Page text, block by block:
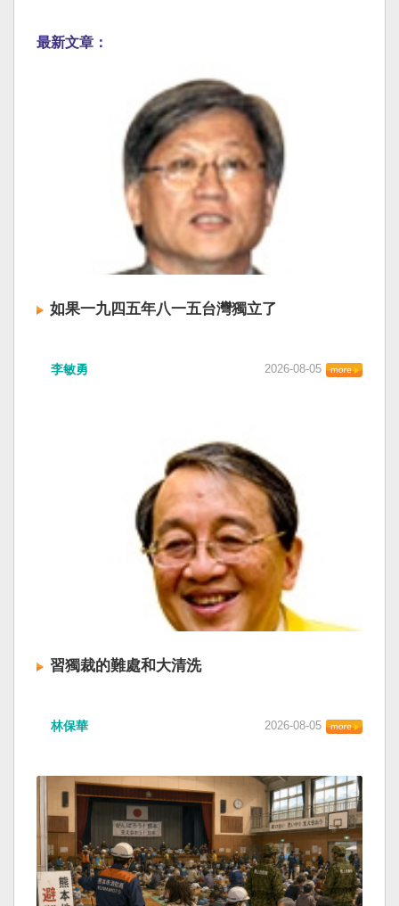
最新文章：
如果一九四五年八一五台灣獨立了
李敏勇 2026-08-05
習獨裁的難處和大清洗
林保華 2026-08-05